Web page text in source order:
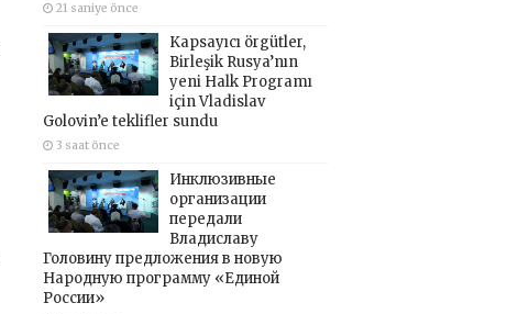
21 saniye önce
Kapsayıcı örgütler,
Birleşik Rusya’nın
yeni Halk Programı
için Vladislav
Golovin’e teklifler sundu
3 saat önce
Инклюзивные
организации
передали
Владиславу
Головину предложения в новую
Народную программу «Единой
России»